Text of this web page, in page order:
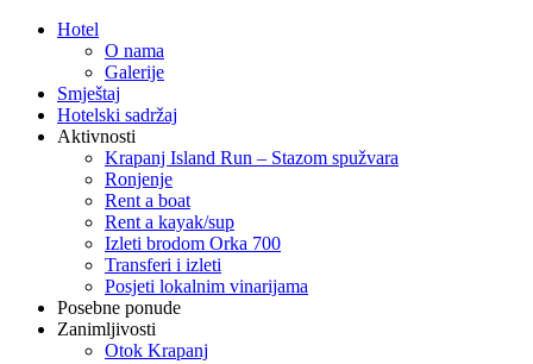
Hotel
O nama
Galerije
Smještaj
Hotelski sadržaj
Aktivnosti
Krapanj Island Run – Stazom spužvara
Ronjenje
Rent a boat
Rent a kayak/sup
Izleti brodom Orka 700
Transferi i izleti
Posjeti lokalnim vinarijama
Posebne ponude
Zanimljivosti
Otok Krapanj